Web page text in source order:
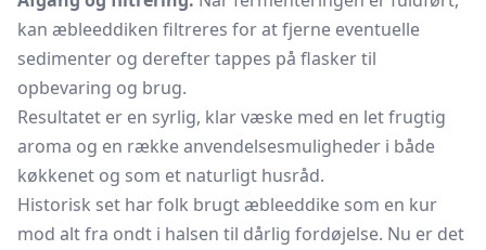
kan æbleeddiken filtreres for at fjerne eventuelle
sedimenter og derefter tappes på flasker til
opbevaring og brug.
Resultatet er en syrlig, klar væske med en let frugtig
aroma og en række anvendelsesmuligheder i både
køkkenet og som et naturligt husråd.
Historisk set har folk brugt æbleeddike som en kur
mod alt fra ondt i halsen til dårlig fordøjelse. Nu er det